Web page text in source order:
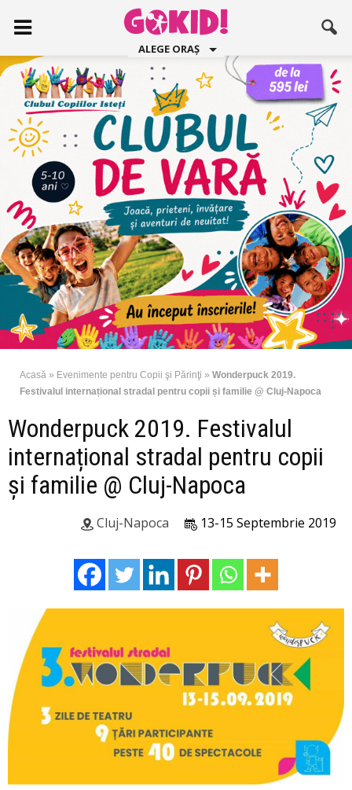
ALEGE ORAȘ
Acasă » Evenimente pentru Copii şi Părinţi » Wonderpuck 2019.
Festivalul internațional stradal pentru copii și familie @ Cluj-Napoca
Wonderpuck 2019. Festivalul
internațional stradal pentru copii
și familie @ Cluj-Napoca
13-15 Septembrie 2019
Cluj-Napoca